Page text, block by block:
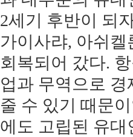
2세기 후반이 되
가이사랴, 아쉬
회복되어 갔다.
업과 무역으로
줄 수 있기 때문
에도 고립된 유